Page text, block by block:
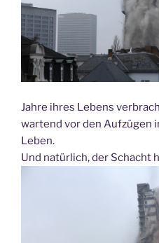
Jahre ihres Lebens
wartend vor den Aufzügen
Leben.
Und natürlich, der Schacht